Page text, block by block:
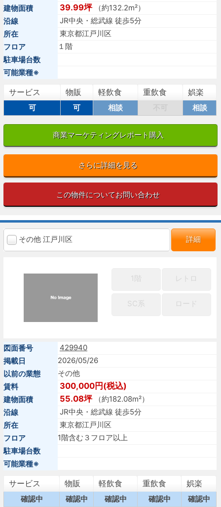
建物面積 39.99坪（約132.2m²）
沿線
JR中央・総武線 徒歩5分
所在
東京都江戸川区
フロア
１階
駐車場台数
可能業種※
サービス 物販 軽飲食 重飲食 娯楽
可 可 相談 相談
商業マーケティングレポート購入
さらに詳細を見る
この物件についてお問い合わせ
その他 江戸川区 詳細
1階 レトロ
SC系 ロード
図面番号
429940
掲載日
2026/05/26
以前の業態
その他
賃料
300,000円(税込)
建物面積 55.08坪（約182.08m²）
沿線
JR中央・総武線 徒歩5分
所在
東京都江戸川区
フロア
1階含む３フロア以上
駐車場台数
可能業種※
サービス 物販 軽飲食 重飲食 娯楽
確認中 確認中 確認中 確認中 確認中